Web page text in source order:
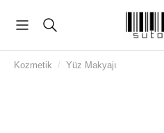
Kozmetik / Yüz Makyajı